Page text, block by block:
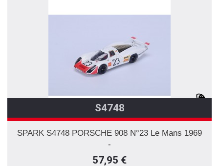
S4748
SPARK S4748 PORSCHE 908 N°23 Le Mans 1969
-
57,95 €